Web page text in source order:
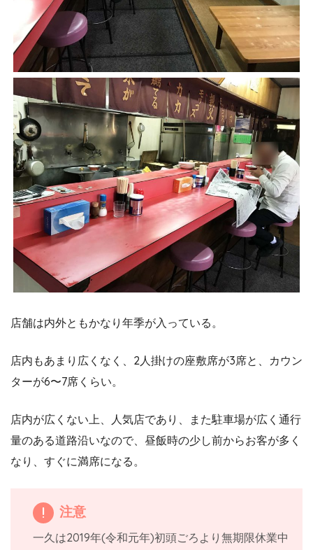
店舗は内外ともかなり年季が入っている。
店内もあまり広くなく、2人掛けの座敷席が3席と、カウン
ターが6〜7席くらい。
店内が広くない上、人気店であり、また駐車場が広く通行
量のある道路沿いなので、昼飯時の少し前からお客が多く
なり、すぐに満席になる。
注意
一久は2019年(令和元年)初頭ごろより無期限休業中